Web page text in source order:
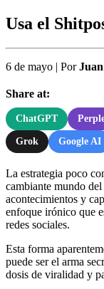
Usa el
6 de mayo | Por
Share at:
ChatGPT
Grok Google AI
La estrategia poco
cambiante mundo
acontecimientos y
enfoque irónico que
redes sociales.
Esta forma
puede ser el arma
dosis de viralidad y